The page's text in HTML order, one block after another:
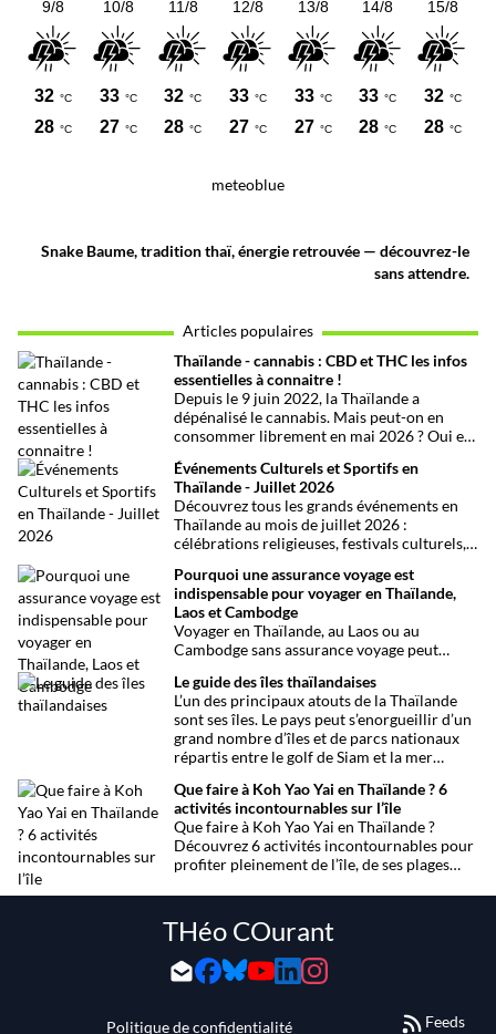
meteoblue
Snake Baume, tradition thaï, énergie retrouvée — découvrez-le
sans attendre.
Articles populaires
Thaïlande - cannabis : CBD et THC les infos
essentielles à connaitre !
Depuis le 9 juin 2022, la Thaïlande a
dépénalisé le cannabis. Mais peut-on en
consommer librement en mai 2026 ? Oui et
confusions qui peuvent avoir de grosses
conséquences ! Explications.
Événements Culturels et Sportifs en
Thaïlande - Juillet 2026
Découvrez tous les grands événements en
Thaïlande au mois de juillet 2026 :
célébrations religieuses, festivals culturels,
et fêtes locales. Une sélection
chronologique complète pour ne rien
manquer !
Pourquoi une assurance voyage est
indispensable pour voyager en Thaïlande,
Laos et Cambodge
Voyager en Thaïlande, au Laos ou au
Cambodge sans assurance voyage peut
maladies ou perte de bagages sont des
imprévus fréquents en Asie du Sud-Est.
Découvrez pourquoi une assurance voyage
est essentielle pour garantir votre sécurité
et votre sérénité.
Le guide des îles thaïlandaises
L’un des principaux atouts de la Thaïlande
sont ses îles. Le pays peut s’enorgueillir d’un
grand nombre d’îles et de parcs nationaux
répartis entre le golf de Siam et la mer
Que faire à Koh Yao Yai en Thaïlande ? 6
activités incontournables sur l’île
Que faire à Koh Yao Yai en Thaïlande ?
Découvrez 6 activités incontournables pour
profiter pleinement de l’île, de ses plages
THéo COurant
Politique de confidentialité Feeds